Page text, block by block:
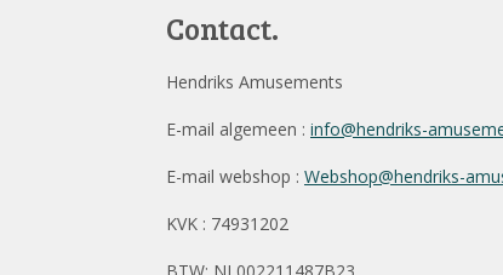
Contact.
Hendriks Amusements
E-mail algemeen : info@hendriks-
E-mail webshop : Webshop@hendriks-
KVK : 74931202